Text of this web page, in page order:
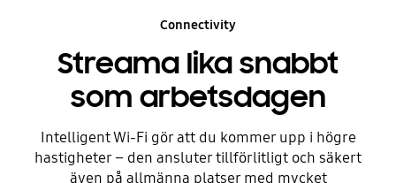
Connectivity
Streama lika snabbt
som arbetsdagen
Intelligent Wi-Fi gör att du kommer upp i högre
hastigheter – den ansluter tillförlitligt och säkert
även på allmänna platser med mycket